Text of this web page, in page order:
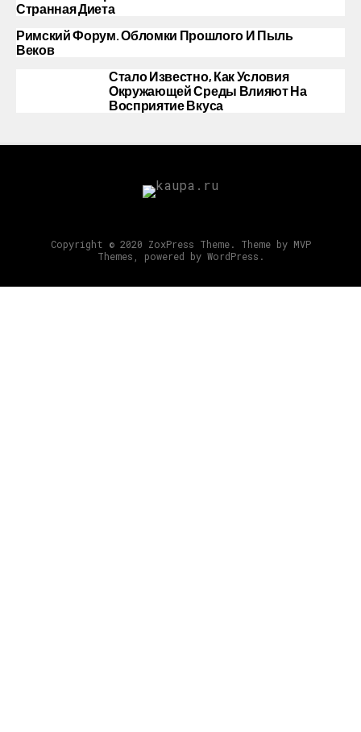
Странная Диета
Римский Форум. Обломки Прошлого И Пыль
Веков
Стало Известно, Как Условия
Окружающей Среды Влияют На
Восприятие Вкуса
Copyright © 2020 ZoxPress Theme. Theme by MVP
Themes, powered by WordPress.